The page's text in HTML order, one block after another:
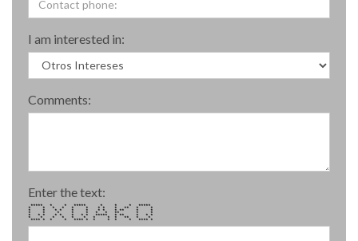
I am interested in:
Comments:
Enter the text:
***** * * ***** * * * *****
* * * * * * * * * ** * *
* * * * * * * * * ** * *
* * * * * * * ** * *
* * * * * * * * ***** * ** * * *
* * * * * * * * * ** * *
**** * * * **** * * * * * **** *